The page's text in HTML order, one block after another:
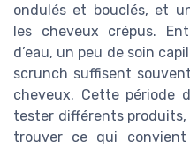
ondulés et bouclés, et
les cheveux crépus.
d’eau, un peu de soin
scrunch suffisent
cheveux. Cette période
tester différents
trouver ce qui